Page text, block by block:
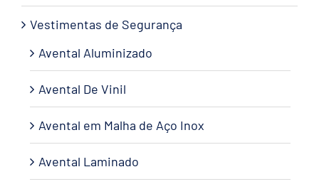
Vestimentas de Segurança
Avental Aluminizado
Avental De Vinil
Avental em Malha de Aço Inox
Avental Laminado